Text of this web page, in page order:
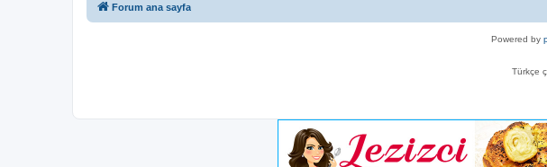
Forum ana sayfa
Powered by
Türkçe